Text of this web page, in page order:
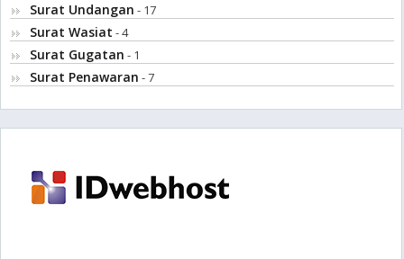
Surat Undangan - 17
Surat Wasiat - 4
Surat Gugatan - 1
Surat Penawaran - 7